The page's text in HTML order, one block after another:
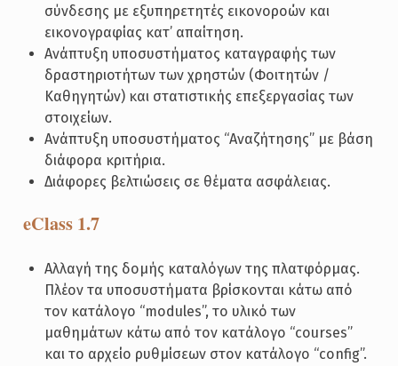
σύνδεσης με εξυπηρετητές εικονοροών και
εικονογραφίας κατ’ απαίτηση.
Ανάπτυξη υποσυστήματος καταγραφής των
δραστηριοτήτων των χρηστών (Φοιτητών /
Καθηγητών) και στατιστικής επεξεργασίας των
στοιχείων.
Ανάπτυξη υποσυστήματος “Αναζήτησης” με βάση
διάφορα κριτήρια.
Διάφορες βελτιώσεις σε θέματα ασφάλειας.
eClass 1.7
Αλλαγή της δομής καταλόγων της πλατφόρμας.
Πλέον τα υποσυστήματα βρίσκονται κάτω από
τον κατάλογο “modules”, το υλικό των
μαθημάτων κάτω από τον κατάλογο “courses”
και το αρχείο ρυθμίσεων στον κατάλογο “config”.